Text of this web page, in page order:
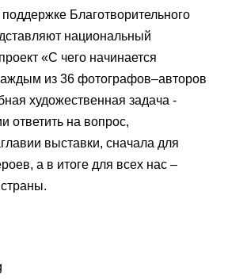
Благотворительного
национальный
«С чего начинается
из 36 фотографов–авторов
художественная задача -
ответить на вопрос,
выставки, сначала для
а в итоге для всех нас –